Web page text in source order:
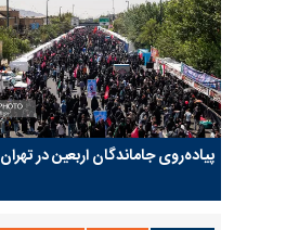
پیاده‌روی جاماندگان اربعین در تهران